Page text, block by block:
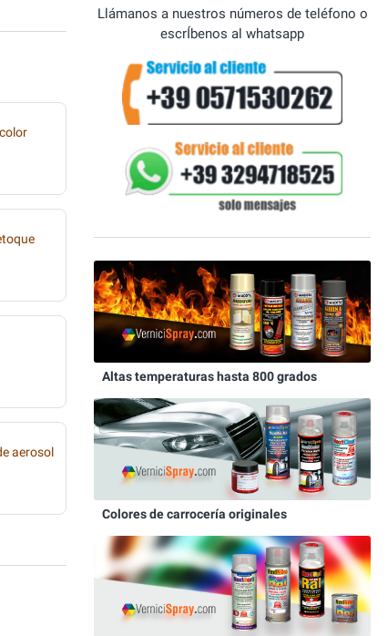
aerosol
Llámanos a nuestros números de teléfono o
escrÍbenos al whatsapp
Altas temperaturas hasta 800 grados
Colores de carrocería originales